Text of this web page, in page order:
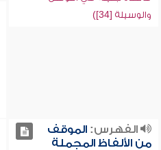
والوسيلة [34])
الفهرس:الموقف
من الألفاظ المجملة